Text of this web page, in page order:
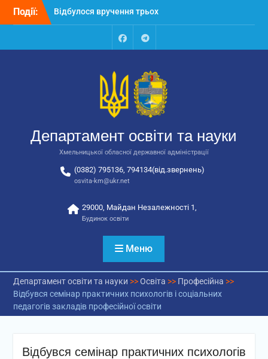
Перейти
Події:
Відбулося засідання
колегії Департаменту
освіти та науки обласної
державної адміністрації
відповідальних за
національно-патріотичне
автобусів для потреб
закладів освіти
FacebookTalegram
Департамент освіти та науки
Хмельницької обласної державної адміністрації
(0382) 795136, 794134(від.звернень)
osvita-km@ukr.net
29000, Майдан Незалежності 1,
Будинок освіти
Меню
Департамент освіти та науки >>Освіта >> Професійна >>
Відбувся семінар практичних психологів і соціальних
педагогів закладів професійної освіти
Відбувся семінар практичних психологів